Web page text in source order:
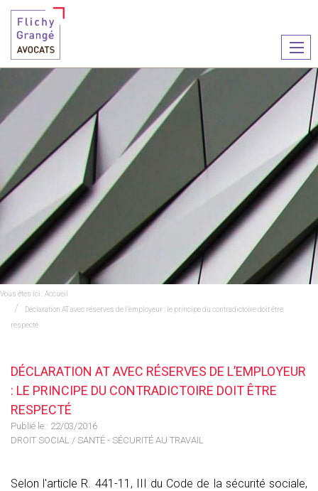
le
Vous êtes ici :Accueil
Déclaration AT avec réserves de l’employeur : le principe du contradictoire doit être
respecté
DÉCLARATION AT AVEC RÉSERVES DE L’EMPLOYEUR
: LE PRINCIPE DU CONTRADICTOIRE DOIT ÊTRE
RESPECTÉ
Publié le : 22/03/2016
DROIT SOCIAL / SANTÉ - SÉCURITÉ AU TRAVAIL
Selon l'article R. 441-11, III du Code de la sécurité sociale,